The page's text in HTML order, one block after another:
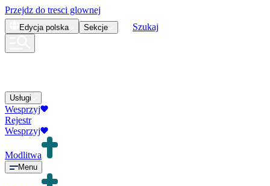
Przejdz do tresci glownej
Edycja polska Sekcje Szukaj
Usługi
Wesprzyj
Rejestr
Wesprzyj
Modlitwa
Menu